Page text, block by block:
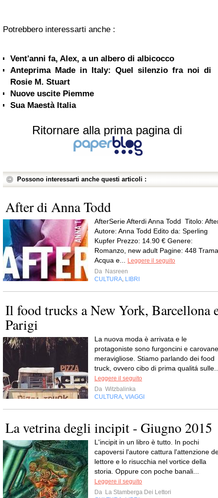
Potrebbero interessarti anche :
Vent'anni fa, Alex, a un albero di albicocco
Anteprima Made in Italy: Quel silenzio fra noi di
Rosie M. Stuart
Nuove uscite Piemme
Sua Maestà Italia
Ritornare alla prima pagina di
Possono interessarti anche questi articoli :
After di Anna Todd
AfterSerie Afterdi Anna Todd Titolo:
Autore: Anna Todd Edito da: Sperling
Kupfer Prezzo: 14.90 € Genere:
Romanzo, new adult Pagine: 448
Acqua e...
Leggere il seguito
Da Nasreen
CULTURA LIBRI
Il food trucks a New York, Barcellona
Parigi
La nuova moda è arrivata e le
protagoniste sono furgoncini e carovane
meravigliose. Stiamo parlando dei food
truck, ovvero cibo di prima qualitá
Leggere il seguito
Da Witzbalinka
CULTURA VIAGGI
La vetrina degli incipit - Giugno 2015
L'incipit in un libro è tutto. In pochi
capoversi l'autore cattura l'attenzione
lettore e lo risucchia nel vortice della
storia. Oppure con poche banali...
Leggere il seguito
Da La Stamberga Dei Lettori